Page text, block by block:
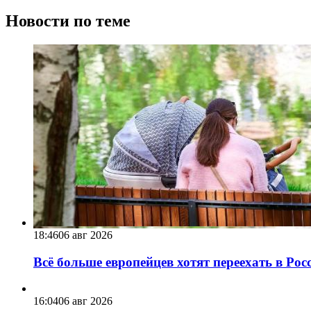
Новости по теме
18:4606 авг 2026
Всё больше европейцев хотят переехать в
16:0406 авг 2026